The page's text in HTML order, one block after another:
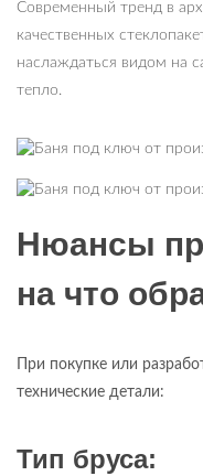
Современный тренд в
качественных
наслаждаться видом на
тепло.
Нюансы
на что
При покупке или
технические детали:
Тип бруса: